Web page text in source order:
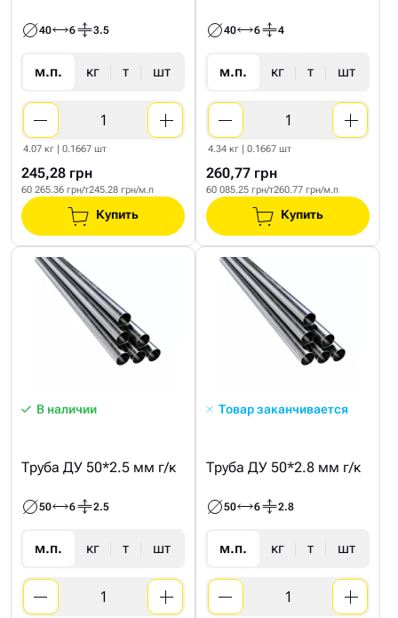
40 6 3.5
м.п. кг т шт
4.07 кг | 0.1667 шт
245,28 грн
60 265.36 грн/т245.28 грн/м.п
Купить
40 6 4
м.п. кг т шт
4.34 кг | 0.1667 шт
260,77 грн
60 085.25 грн/т260.77 грн/м.п
Купить
В наличии
Труба ДУ 50*2.5 мм г/к
50 6 2.5
м.п. кг т шт
Товар заканчивается
Труба ДУ 50*2.8 мм г/к
50 6 2.8
м.п. кг т шт